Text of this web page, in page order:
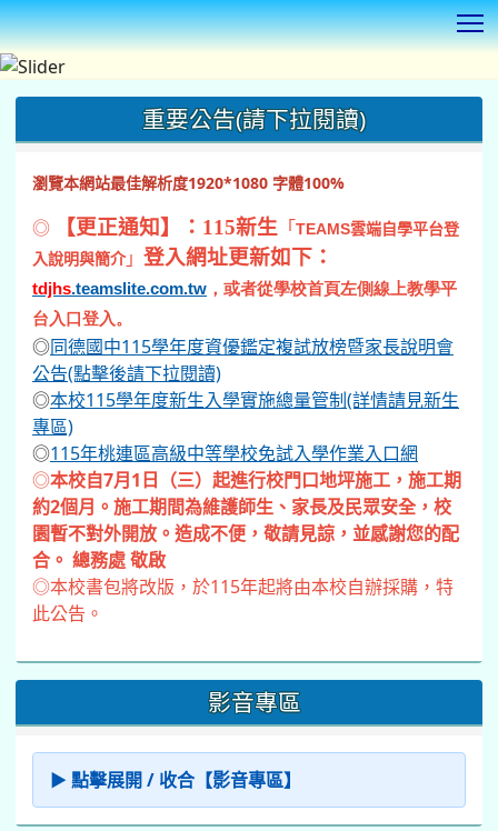
重要公告(請下拉閱讀)
瀏覽本網站最佳解析度1920*1080 字體100%
◎ 【更正通知】：115新生 「 TEAMS雲端自學平台登
入說明與簡介」 登入網址更新如下：
tdjhs.teamslite.com.tw ，或者從學校首頁左側線上教學平
台入口登入。
◎同德國中115學年度資優鑑定複試放榜暨家長說明會
公告(點擊後請下拉閱讀)
◎本校115學年度新生入學實施總量管制(詳情請見新生
專區)
◎115年桃連區高級中等學校免試入學作業入口網
◎本校自7月1日（三）起進行校門口地坪施工，施工期
約2個月。施工期間為維護師生、家長及民眾安全，校
園暫不對外開放。造成不便，敬請見諒，並感謝您的配
合。 總務處 敬啟
◎本校書包將改版，於115年起將由本校自辦採購，特
此公告。
影音專區
▶ 點擊展開 / 收合【影音專區】